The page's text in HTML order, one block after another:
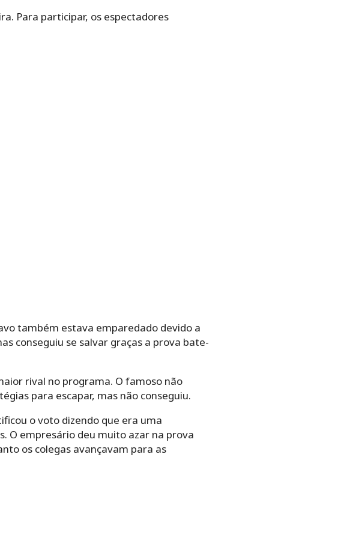
Para participar, os espectadores
também estava emparedado devido a
conseguiu se salvar graças a prova bate-
rival no programa. O famoso não
para escapar, mas não conseguiu.
o voto dizendo que era uma
O empresário deu muito azar na prova
os colegas avançavam para as